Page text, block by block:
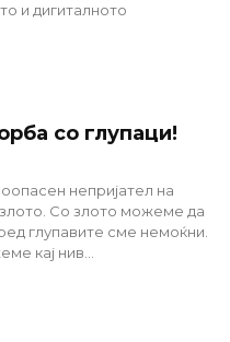
и дигиталното
со глупаци!
непријател на
Со злото можеме да
глупавите сме немоќни.
кај нив...